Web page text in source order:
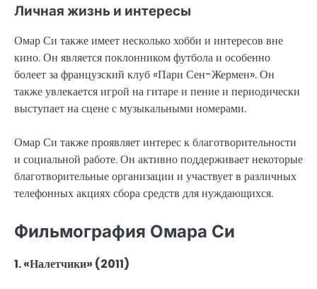
Личная жизнь и интересы
Омар Си также имеет несколько хобби и интересов вне
кино. Он является поклонником футбола и особенно
болеет за французский клуб «Пари Сен-Жермен». Он
также увлекается игрой на гитаре и пение и периодически
выступает на сцене с музыкальными номерами.
Омар Си также проявляет интерес к благотворительности
и социальной работе. Он активно поддерживает некоторые
благотворительные организации и участвует в различных
телефонных акциях сбора средств для нуждающихся.
Фильмография Омара Си
1. «Налетчики» (2011)